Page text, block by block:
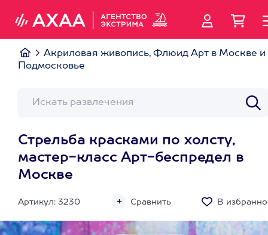
Акриловая живопись, Флюид Арт в Москве и
Подмосковье
Стрельба красками по холсту,
мастер-класс Арт-беспредел в
Москве
Артикул: 3230 Сравнить В